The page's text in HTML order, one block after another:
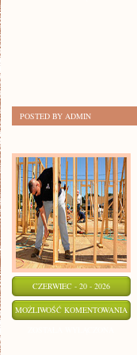
POSTED BY ADMIN
CZERWIEC - 20 - 2026
MOŻLIWOŚĆ KOMENTOWANIA